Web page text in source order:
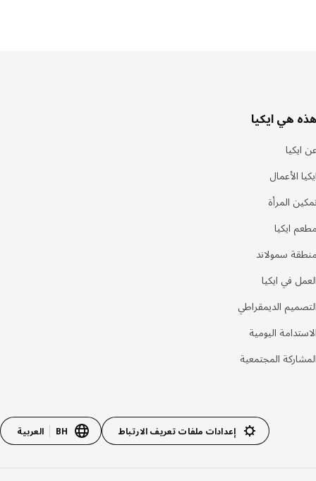
هذه هي ايكيا
ايكيا
ايكيا الأعمال
المرأة
مطعم ايكيا
منطقة سمولاند
العمل في ايكيا
التصميم الديمقراطي
الاستدامة اليومية
المشاركة المجتمعية
إعدادات ملفات تعريف الارتباط BH العربية